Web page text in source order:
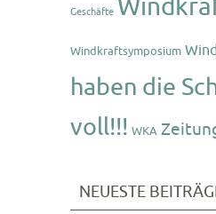
Geschäfte
Windkraftsymposium
haben die
voll!!! WKA
NEUESTE